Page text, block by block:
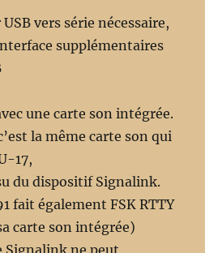
vers série nécessaire,
supplémentaires
une carte son intégrée.
la même carte son qui
17,
du dispositif Signalink.
fait également FSK RTTY
carte son intégrée)